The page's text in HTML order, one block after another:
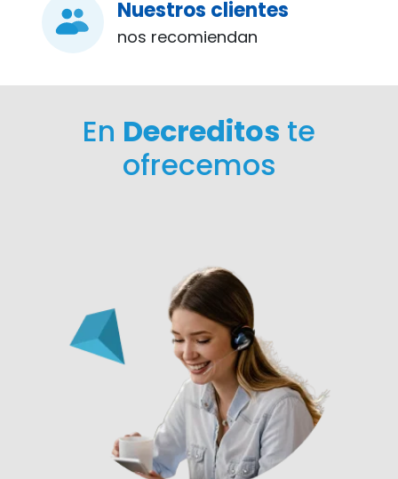
Nuestros clientes
nos recomiendan
En Decreditos te
ofrecemos